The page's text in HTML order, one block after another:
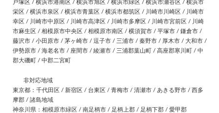
戸塚区 / 横浜市港南区 / 横浜市旭区 / 横浜市緑区 / 横浜市瀬谷区 / 横浜市
栄区 / 横浜市泉区 / 横浜市青葉区 / 横浜市都筑区 / 川崎市川崎区 / 川崎市
幸区 / 川崎市中原区 / 川崎市高津区 / 川崎市多摩区 / 川崎市宮前区 / 川崎
市麻生区 / 相模原市中央区 / 相模原市南区 / 横須賀市 / 平塚市 / 鎌倉市 /
藤沢市 / 小田原市 / 茅ヶ崎市 / 逗子市 / 三浦市 / 秦野市 / 厚木市 / 大和市 /
伊勢原市 / 海老名市 / 座間市 / 綾瀬市 / 三浦郡葉山町 / 高座郡寒川町 / 中
郡大磯町 / 中郡二宮町
非対応地域
東京都：千代田区 / 新宿区 / 台東区 / 青梅市 / 清瀬市 / あきる野市 / 西多
摩郡 / 諸島地域
神奈川県：相模原市緑区 / 南足柄市 / 足柄上郡 / 足柄下郡 / 愛甲郡